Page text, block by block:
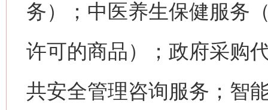
务）；中医养生保健服务
许可的商品）；政府采购
共安全管理咨询服务；智